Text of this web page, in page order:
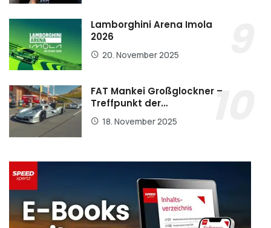
Lamborghini Arena Imola
2026
20. November 2025
FAT Mankei Großglockner –
Treffpunkt der…
18. November 2025